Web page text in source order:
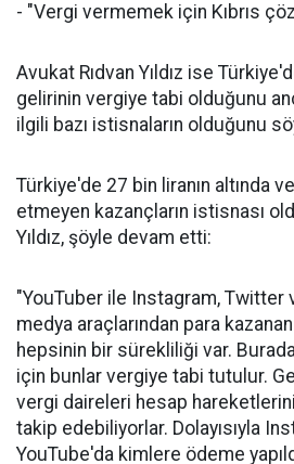
- "Vergi vermemek için Kıbrıs
Avukat Rıdvan Yıldız ise
gelirinin vergiye tabi olduğunu
ilgili bazı istisnaların olduğunu
Türkiye'de 27 bin liranın altında
etmeyen kazançların istisnası
Yıldız, şöyle devam etti:
"YouTuber ile Instagram, Twitter
medya araçlarından para
hepsinin bir sürekliliği var.
için bunlar vergiye tabi tutulur.
vergi daireleri hesap
takip edebiliyorlar. Dolayısıyla
YouTube'da kimlere ödeme